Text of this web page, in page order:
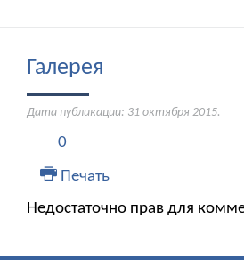
Галерея
Дата публикации: 31 октября 2015.
0
Печать
Недостаточно прав для